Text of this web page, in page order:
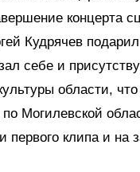
концерта
Кудрячев
себе и
области,
Могилевской
первого клипа и